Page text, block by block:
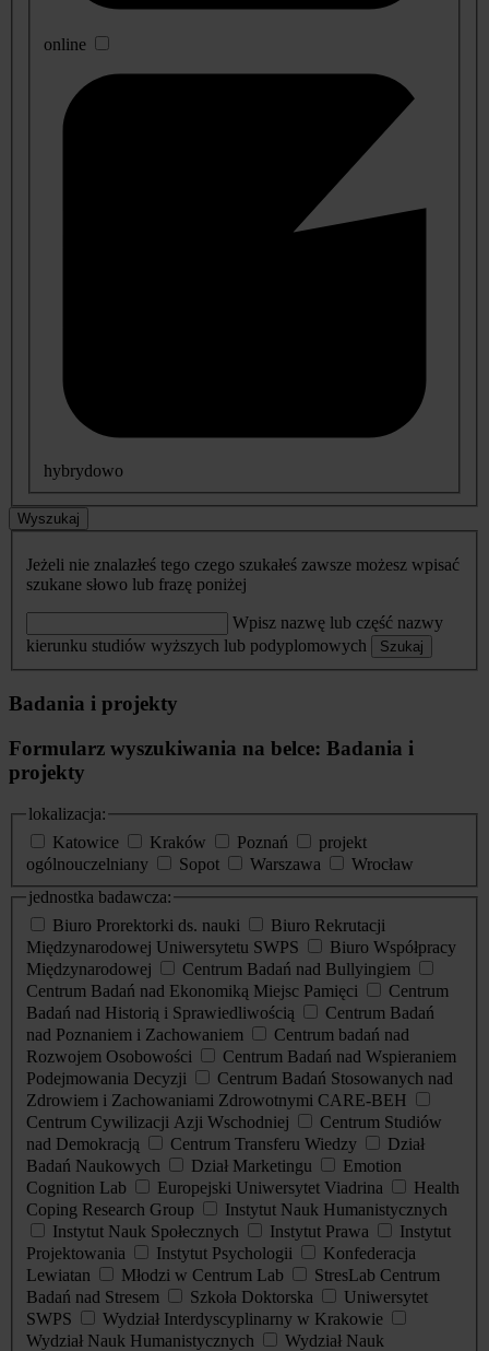
online
hybrydowo
Wyszukaj
Jeżeli nie znalazłeś tego czego szukałeś zawsze możesz wpisać
szukane słowo lub frazę poniżej
Wpisz nazwę lub część nazwy
kierunku studiów wyższych lub podyplomowych
Szukaj
Badania i projekty
Formularz wyszukiwania na belce: Badania i
projekty
lokalizacja:
Katowice
Kraków Poznań
projekt
ogólnouczelniany
Sopot Warszawa
Wrocław
jednostka badawcza:
Biuro Prorektorki ds. nauki
Biuro Rekrutacji
Międzynarodowej Uniwersytetu SWPS
Biuro Współpracy
Międzynarodowej
Centrum Badań nad Bullyingiem
Centrum Badań nad Ekonomiką Miejsc Pamięci
Centrum
Badań nad Historią i Sprawiedliwością
Centrum Badań
nad Poznaniem i Zachowaniem
Centrum badań nad
Rozwojem Osobowości
Centrum Badań nad Wspieraniem
Podejmowania Decyzji
Centrum Badań Stosowanych nad
Zdrowiem i Zachowaniami Zdrowotnymi CARE-BEH
Centrum Cywilizacji Azji Wschodniej
Centrum Studiów
nad Demokracją
Centrum Transferu Wiedzy
Dział
Badań Naukowych
Dział Marketingu
Emotion
Cognition Lab
Europejski Uniwersytet Viadrina
Health
Coping Research Group
Instytut Nauk Humanistycznych
Instytut Nauk Społecznych
Instytut Prawa
Instytut
Projektowania
Instytut Psychologii
Konfederacja
Lewiatan
Młodzi w Centrum Lab
StresLab Centrum
Badań nad Stresem
Szkoła Doktorska
Uniwersytet
SWPS
Wydział Interdyscyplinarny w Krakowie
Wydział Nauk Humanistycznych
Wydział Nauk